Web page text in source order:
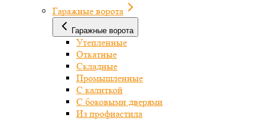
Гаражные ворота
Гаражные ворота
Утепленные
Откатные
Складные
Промышленные
С калиткой
С боковыми дверями
Из профнастила